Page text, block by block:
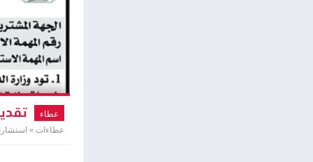
عطاء
عطاءات »